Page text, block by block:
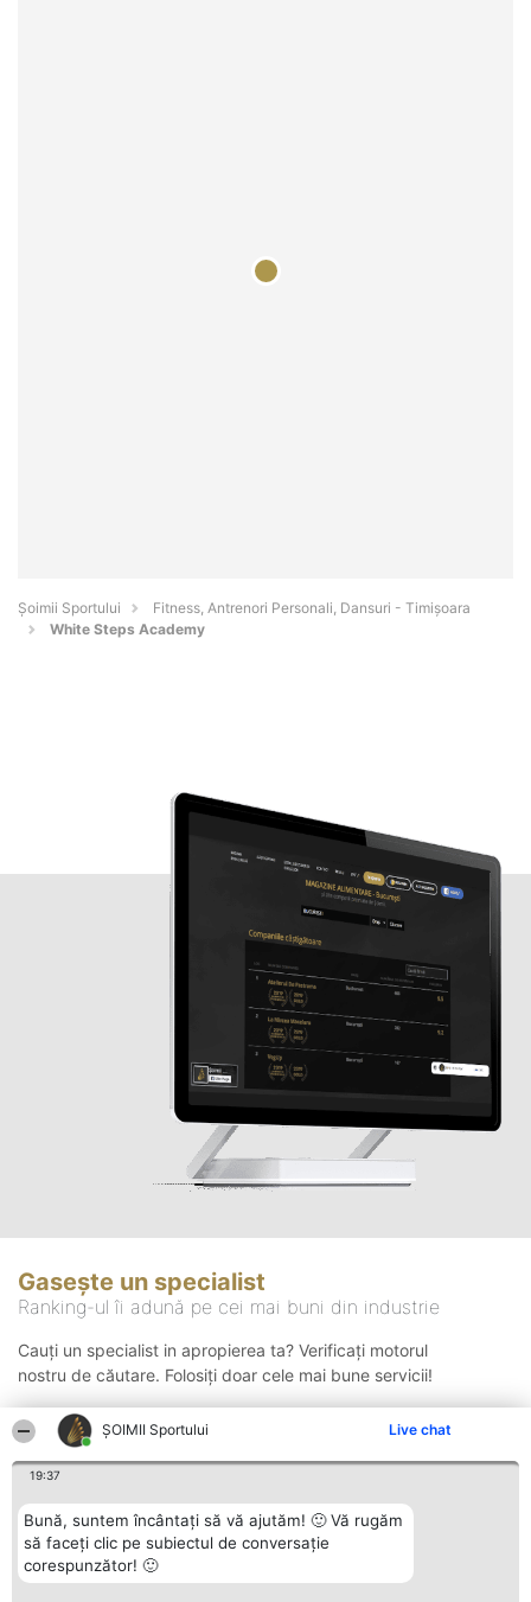
ȘOIMII Sportului Live chat
19:37
Bună, suntem încântați să vă ajutăm! 🙂 Vă rugăm
să faceți clic pe subiectul de conversație
corespunzător! 🙂
Șoimii Sportului
Fitness, Antrenori Personali, Dansuri - Timişoara
White Steps Academy
Gasește un specialist
Ranking-ul îi adună pe cei mai buni din industrie
Cauți un specialist in apropierea ta? Verificați motorul
nostru de căutare. Folosiți doar cele mai bune servicii!